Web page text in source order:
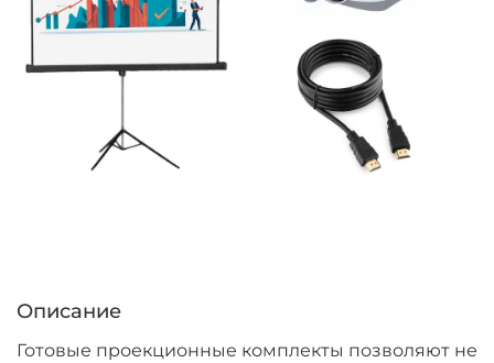
Описание
Готовые проекционные комплекты позволяют не